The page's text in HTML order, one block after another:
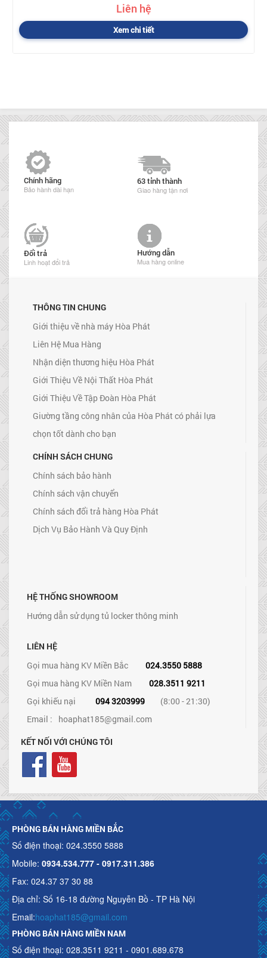
Liên hệ
Xem chi tiết
Chính hãng
Bảo hành dài hạn
63 tỉnh thành
Giao hàng tận nơi
Đổi trả
Linh hoạt đổi trả
Hướng dẫn
Mua hàng online
THÔNG TIN CHUNG
Giới thiệu về nhà máy Hòa Phát
Liên Hệ Mua Hàng
Nhận diện thương hiệu Hòa Phát
Giới Thiệu Về Nội Thất Hòa Phát
Giới Thiệu Về Tập Đoàn Hòa Phát
Giường tầng công nhân của Hòa Phát có phải lựa
chọn tốt dành cho bạn
CHÍNH SÁCH CHUNG
Chính sách bảo hành
Chính sách vận chuyển
Chính sách đổi trả hàng Hòa Phát
Dịch Vụ Bảo Hành Và Quy Định
HỆ THỐNG SHOWROOM
Hướng dẫn sử dụng tủ locker thông minh
LIÊN HỆ
Gọi mua hàng KV Miền Bắc
024.3550 5888
Gọi mua hàng KV Miền Nam
028.3511 9211
Gọi khiếu nại
094 3203999
(8:00 - 21:30)
Email : hoaphat185@gmail.com
KẾT NỐI VỚI CHÚNG TÔI
PHÒNG BÁN HÀNG MIỀN BẮC
Số điện thoại: 024.3550 5888
Mobile: 0934.534.777 - 0917.311.386
Fax: 024.37 37 30 88
Địa chỉ: Số 16-18 đường Nguyễn Bồ - TP Hà Nội
Email:hoaphat185@gmail.com
PHÒNG BÁN HÀNG MIỀN NAM
Số điện thoại: 028.3511 9211 - 0901.689.678